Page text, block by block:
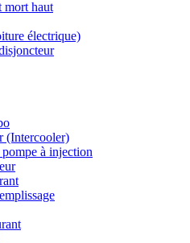
mort haut
électrique)
(Intercooler)
à injection